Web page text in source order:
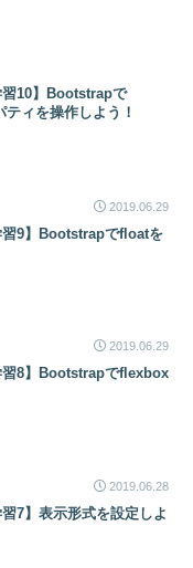
習10】Bootstrapで
ィを操作しよう！
2019.06.29
習9】Bootstrapでfloatを
2019.06.29
習8】Bootstrapでflexbox
2019.06.28
7】表示形式を設定しよ